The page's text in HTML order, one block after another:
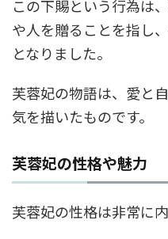
この下賜という行為は
や人を贈ることを指し
となりました。
芙蓉妃の物語は、愛と
気を描いたものです。
芙蓉妃の性格や魅力
芙蓉妃の性格は非常に